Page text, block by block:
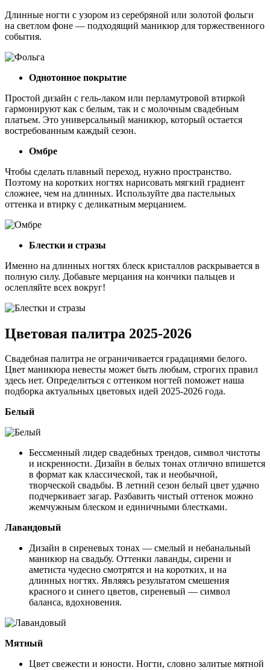
Длинные ногти с узором из серебряной или золотой фольги
на светлом фоне — подходящий маникюр для торжественного
события.
Однотонное покрытие
Простой дизайн с гель-лаком или перламутровой втиркой
гармонируют как с белым, так и с молочным свадебным
платьем. Это универсальный маникюр, который остается
востребованным каждый сезон.
Омбре
Чтобы сделать плавный переход, нужно пространство.
Поэтому на коротких ногтях нарисовать мягкий градиент
сложнее, чем на длинных. Используйте два пастельных
оттенка и втирку с деликатным мерцанием.
Блестки и стразы
Именно на длинных ногтях блеск кристаллов раскрывается в
полную силу. Добавьте мерцания на кончики пальцев и
ослепляйте всех вокруг!
Цветовая палитра 2025-2026
Свадебная палитра не ограничивается градациями белого.
Цвет маникюра невесты может быть любым, строгих правил
здесь нет. Определиться с оттенком ногтей поможет наша
подборка актуальных цветовых идей 2025-2026 года.
Белый
Бессменный лидер свадебных трендов, символ чистоты
и искренности. Дизайн в белых тонах отлично впишется
в формат как классической, так и необычной,
творческой свадьбы. В летний сезон белый цвет удачно
подчеркивает загар. Разбавить чистый оттенок можно
жемчужным блеском и единичными блестками.
Лавандовый
Дизайн в сиреневых тонах — смелый и небанальный
маникюр на свадьбу. Оттенки лаванды, сирени и
аметиста чудесно смотрятся и на коротких, и на
длинных ногтях. Являясь результатом смешения
красного и синего цветов, сиреневый — символ
баланса, вдохновения.
Мятный
Цвет свежести и юности. Ногти, словно залитые мятной